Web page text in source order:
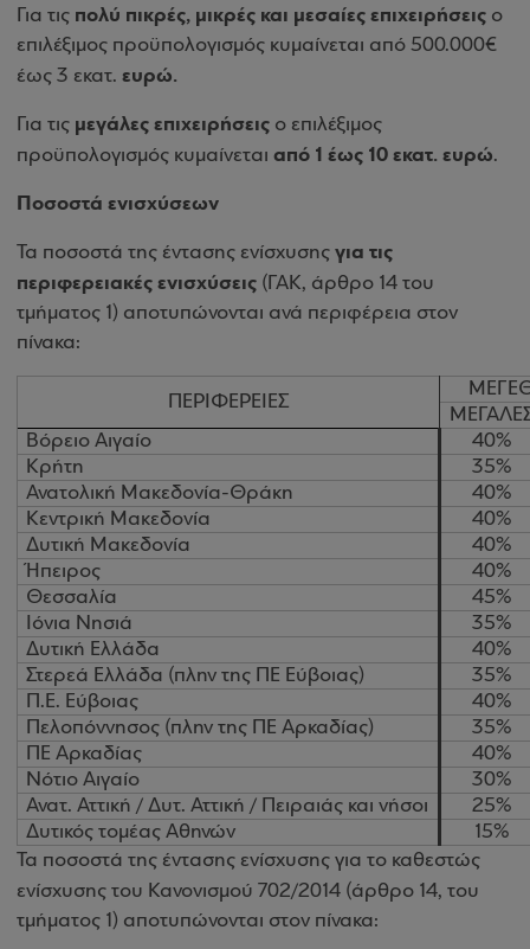
Για τις πολύ πικρές, μικρές και μεσαίες επιχειρήσεις ο
επιλέξιμος προϋπολογισμός κυμαίνεται από 500.000€
έως 3 εκατ. ευρώ.
Για τις μεγάλες επιχειρήσεις ο επιλέξιμος
προϋπολογισμός κυμαίνεται από 1 έως 10 εκατ. ευρώ.
Ποσοστά ενισχύσεων
Τα ποσοστά της έντασης ενίσχυσης για τις
περιφερειακές ενισχύσεις (ΓΑΚ, άρθρο 14 του
τμήματος 1) αποτυπώνονται ανά περιφέρεια στον
πίνακα:
ΠΕΡΙΦΕΡΕΙΕΣ
Βόρειο Αιγαίο
40%
Κρήτη
35%
Ανατολική Μακεδονία-Θράκη
40%
Κεντρική Μακεδονία
40%
Δυτική Μακεδονία
40%
Ήπειρος
40%
Θεσσαλία
45%
Ιόνια Νησιά
35%
Δυτική Ελλάδα
40%
Στερεά Ελλάδα (πλην της ΠΕ Εύβοιας)
35%
Π.Ε. Εύβοιας
40%
Πελοπόννησος (πλην της ΠΕ Αρκαδίας)
35%
ΠΕ Αρκαδίας
40%
Νότιο Αιγαίο
30%
Ανατ. Αττική / Δυτ. Αττική / Πειραιάς και νήσοι
25%
Δυτικός τομέας Αθηνών
15%
Τα ποσοστά της έντασης ενίσχυσης για το καθεστώς
ενίσχυσης του Κανονισμού 702/2014 (άρθρο 14, του
τμήματος 1) αποτυπώνονται στον πίνακα: